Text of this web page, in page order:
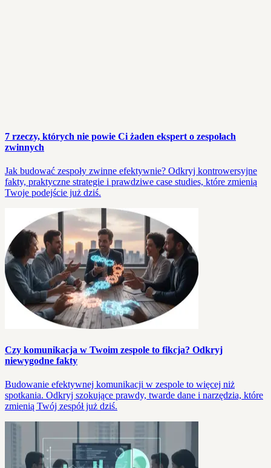
7 rzeczy, których nie powie Ci żaden ekspert o zespołach
zwinnych
Jak budować zespoły zwinne efektywnie? Odkryj kontrowersyjne
fakty, praktyczne strategie i prawdziwe case studies, które zmienią
Twoje podejście już dziś.
Czy komunikacja w Twoim zespole to fikcja? Odkryj
niewygodne fakty
Budowanie efektywnej komunikacji w zespole to więcej niż
spotkania. Odkryj szokujące prawdy, twarde dane i narzędzia, które
zmienią Twój zespół już dziś.